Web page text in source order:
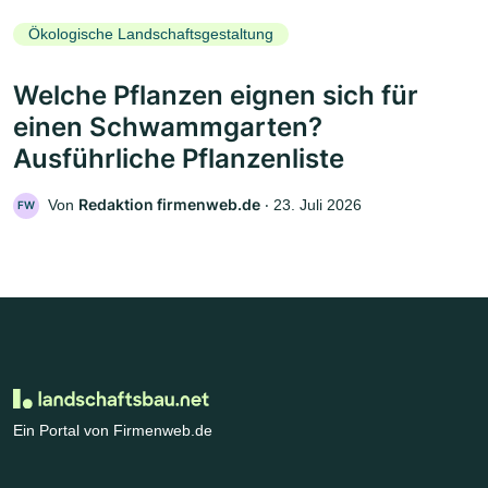
Ökologische Landschaftsgestaltung
Welche Pflanzen eignen sich für
einen Schwammgarten?
Ausführliche Pflanzenliste
FW Von Redaktion firmenweb.de ‧ 23. Juli 2026
Ein Portal von Firmenweb.de